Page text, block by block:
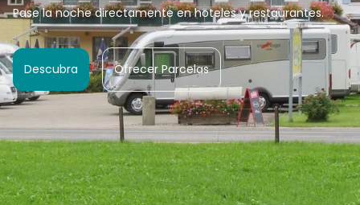
Pase la noche directamente en hoteles y restaurantes.
Descubra Ofrecer Parcelas